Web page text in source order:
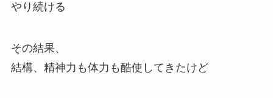
やり続ける
その結果、
結構、精神力も体力も酷使してきたけど